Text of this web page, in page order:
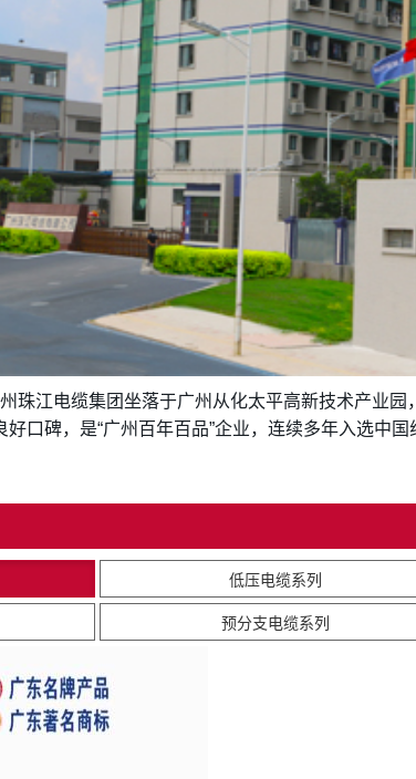
珠江电缆集团坐落于广州从化太平高新技术产业
口碑，是“广州百年百品”企业，连续多年入选中
低压电缆系列
预分支电缆系列